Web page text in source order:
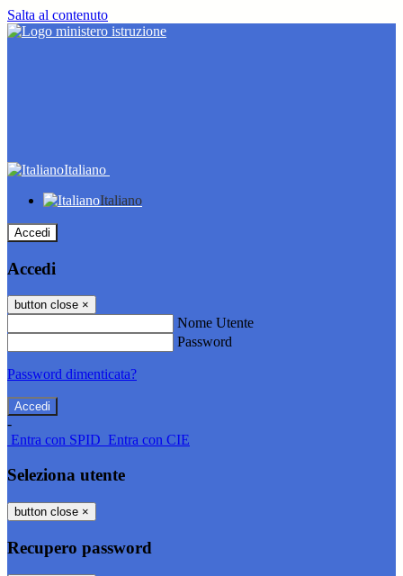
Salta al contenuto
Italiano
Italiano
Accedi
Accedi
button close ×
Nome Utente
Password
Password dimenticata?
-
Entra con SPID Entra con CIE
Seleziona utente
button close ×
Recupero password